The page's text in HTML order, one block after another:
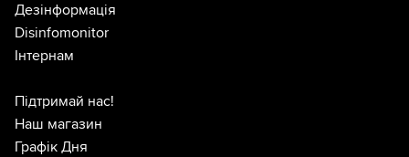
Дезінформація
Disinfomonitor
Інтернам
Підтримай нас!
Наш магазин
Графік Дня